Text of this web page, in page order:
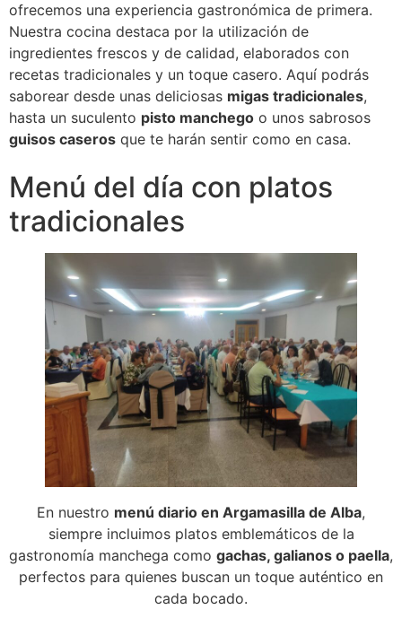
ofrecemos una experiencia gastronómica de primera.
Nuestra cocina destaca por la utilización de
ingredientes frescos y de calidad, elaborados con
recetas tradicionales y un toque casero. Aquí podrás
saborear desde unas deliciosas migas tradicionales,
hasta un suculento pisto manchego o unos sabrosos
guisos caseros que te harán sentir como en casa.
Menú del día con platos
tradicionales
En nuestro menú diario en Argamasilla de Alba,
siempre incluimos platos emblemáticos de la
gastronomía manchega como gachas, galianos o paella,
perfectos para quienes buscan un toque auténtico en
cada bocado.